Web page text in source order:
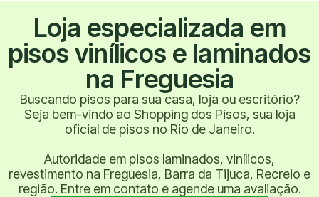
Loja especializada em
pisos vinílicos e laminados
na Freguesia
Buscando pisos para sua casa, loja ou escritório?
Seja bem-vindo ao Shopping dos Pisos, sua loja
oficial de pisos no Rio de Janeiro.
Autoridade em pisos laminados, vinílicos,
revestimento na Freguesia, Barra da Tijuca, Recreio e
região. Entre em contato e agende uma avaliação.